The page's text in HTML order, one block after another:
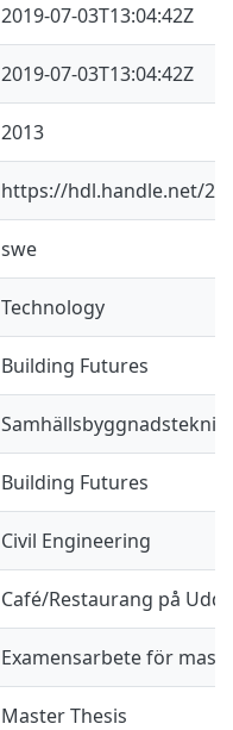
2019-07-03T13:04:42Z
2019-07-03T13:04:42Z
2013
https://hdl.handle.net/
swe
Technology
Building Futures
Samhällsbyggnadsteknik
Building Futures
Civil Engineering
Café/Restaurang på
Examensarbete för
Master Thesis